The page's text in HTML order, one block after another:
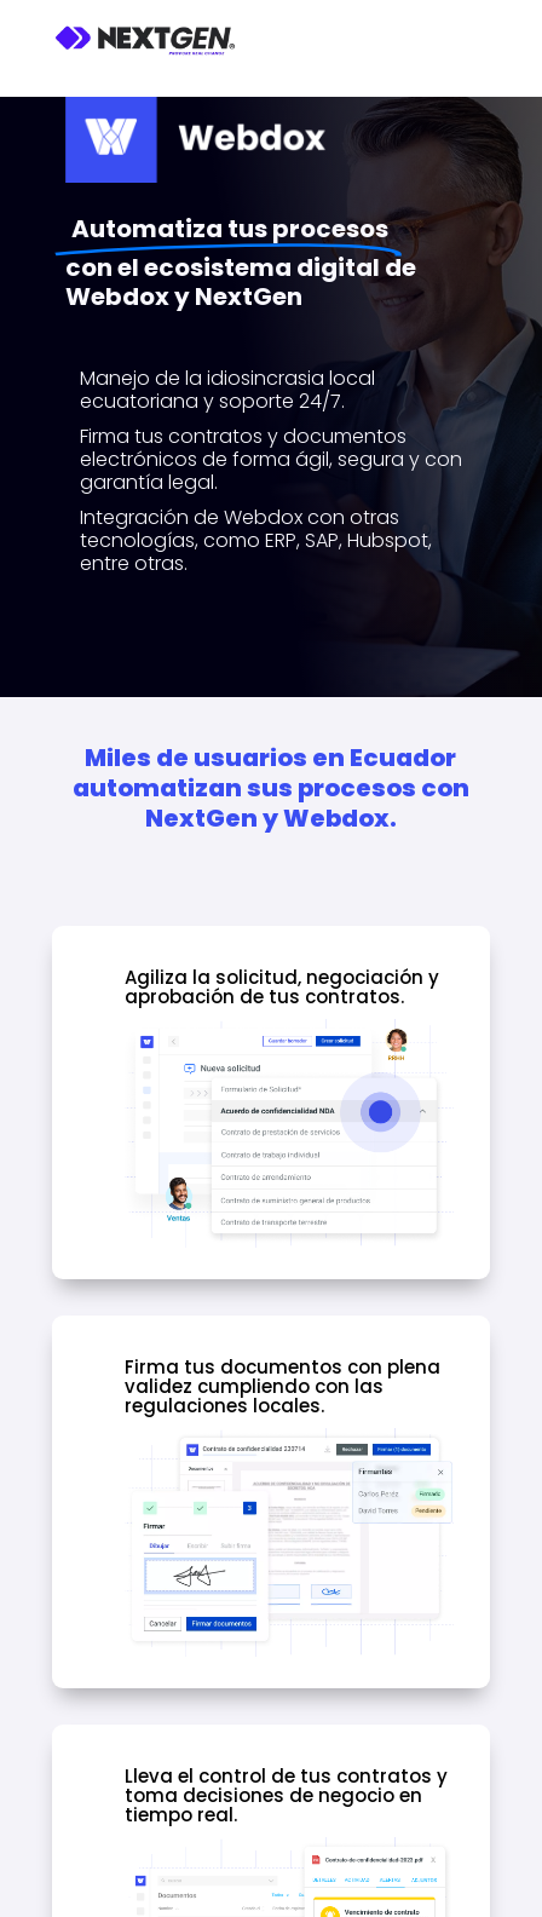
Automatiza tus procesos
con el ecosistema digital de
Webdox y NextGen
Manejo de la idiosincrasia local
ecuatoriana y soporte 24/7.
Firma tus contratos y documentos
electrónicos de forma ágil, segura y con
garantía legal.
Integración de Webdox con otras
tecnologías, como ERP, SAP, Hubspot,
entre otras.
Miles de usuarios en Ecuador
automatizan sus procesos con
NextGen y Webdox.
Agiliza la solicitud, negociación y
aprobación de tus contratos.
Firma tus documentos con plena
validez cumpliendo con las
regulaciones locales.
Lleva el control de tus contratos y
toma decisiones de negocio en
tiempo real.